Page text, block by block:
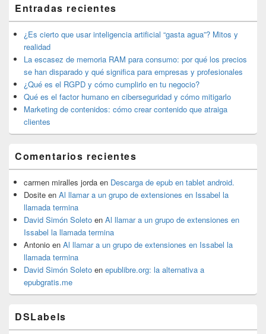
área
de
widget
barra
lateral
primaria
Entradas recientes
¿Es cierto que usar inteligencia artificial “gasta agua”? Mitos y
realidad
La escasez de memoria RAM para consumo: por qué los precios
se han disparado y qué significa para empresas y profesionales
¿Qué es el RGPD y cómo cumplirlo en tu negocio?
Qué es el factor humano en ciberseguridad y cómo mitigarlo
Marketing de contenidos: cómo crear contenido que atraiga
clientes
Comentarios recientes
carmen miralles jorda en Descarga de epub en tablet android.
Dosite en Al llamar a un grupo de extensiones en Issabel la
llamada termina
David Simón Soleto en Al llamar a un grupo de extensiones en
Issabel la llamada termina
Antonio en Al llamar a un grupo de extensiones en Issabel la
llamada termina
David Simón Soleto en epublibre.org: la alternativa a
epubgratis.me
DSLabels